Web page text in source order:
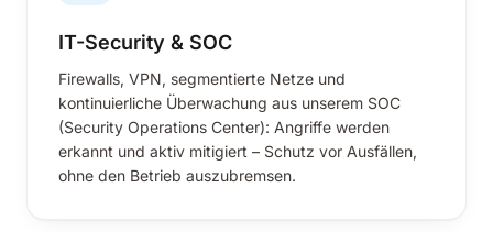
IT-Security & SOC
Firewalls, VPN, segmentierte Netze und
kontinuierliche Überwachung aus unserem SOC
(Security Operations Center): Angriffe werden
erkannt und aktiv mitigiert – Schutz vor Ausfällen,
ohne den Betrieb auszubremsen.